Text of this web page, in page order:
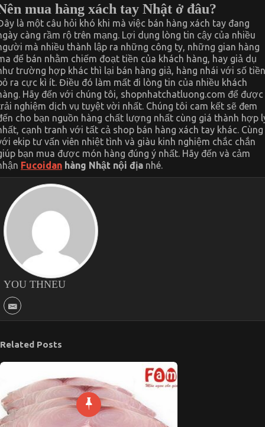
mua hàng xách tay Nhật ở đâu?
là một câu hỏi khó khi mà việc bán hàng xách tay đang
càng rầm rộ trên mạng. Lợi dụng lòng tin cậy của nhiều
mà nhiều thành lập ra những công ty, những gian hàng
để bán nhằm chiếm đoạt tiền của khách hàng, hay giả dụ
trường hợp khác thì lại bán hàng giả, hàng nhái với số tiền
ra cực kì ít. Điều đó làm mất đi lòng tin của nhiều khách
Hãy đến với chúng tôi, shopnhatchatluong.com để được
nghiệm dịch vụ tuyệt vời nhất. Chúng tôi cam kết sẽ đem
cho bạn nguồn hàng chất lượng nhất cùng giá thành hợp
cạnh tranh với tất cả shop bán hàng xách tay khác. Cùng
ekip tư vấn viên nhiệt tình và giàu kinh nghiệm chắc chắn
bạn mua được món hàng đúng ý nhất. Hãy đến và cảm
Fucoidan hàng Nhật nội địa nhé.
YOU THNEU
Related Posts